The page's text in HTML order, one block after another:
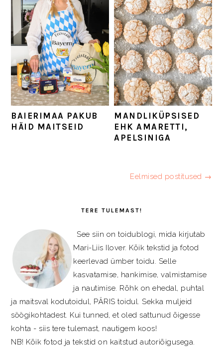
BAIERIMAA PAKUB
HÄID MAITSEID
MANDLIKÜPSISED
EHK AMARETTI,
APELSINIGA
Eelmised postitused →
TERE TULEMAST!
See siin on toidublogi, mida kirjutab
Mari-Liis Ilover. Kõik tekstid ja fotod
keerlevad ümber toidu. Selle
kasvatamise, hankimise, valmistamise
ja nautimise. Rõhk on ehedal, puhtal
ja maitsval kodutoidul, PÄRIS toidul. Sekka muljeid
söögikohtadest. Kui tunned, et oled sattunud õigesse
kohta - siis tere tulemast, nautigem koos!
NB! Kõik fotod ja tekstid on kaitstud autoriõigusega.